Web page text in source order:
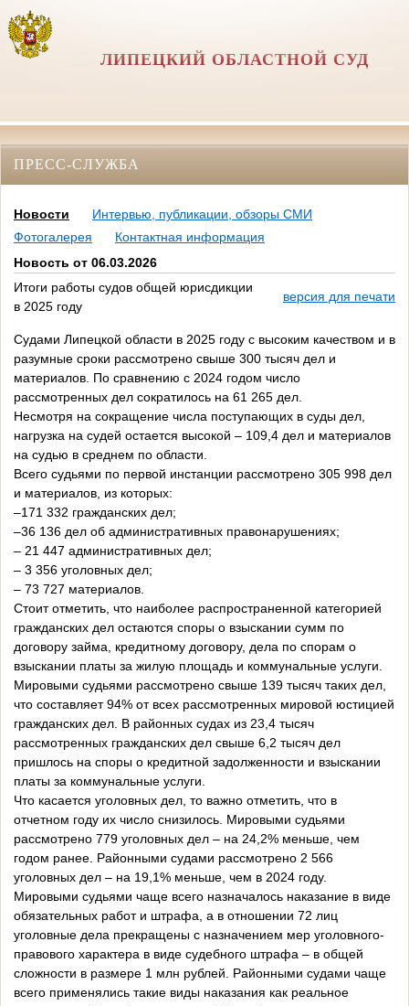
ЛИПЕЦКИЙ ОБЛАСТНОЙ СУД
ПРЕСС-СЛУЖБА
Новости
Интервью, публикации, обзоры СМИ
Фотогалерея
Контактная информация
Новость от 06.03.2026
Итоги работы судов общей юрисдикции
в 2025 году
версия для печати
Судами Липецкой области в 2025 году с высоким качеством и в
разумные сроки рассмотрено свыше 300 тысяч дел и
материалов. По сравнению с 2024 годом число
рассмотренных дел сократилось на 61 265 дел.
Несмотря на сокращение числа поступающих в суды дел,
нагрузка на судей остается высокой – 109,4 дел и материалов
на судью в среднем по области.
Всего судьями по первой инстанции рассмотрено 305 998 дел
и материалов, из которых:
–171 332 гражданских дел;
–36 136 дел об административных правонарушениях;
– 21 447 административных дел;
– 3 356 уголовных дел;
– 73 727 материалов.
Стоит отметить, что наиболее распространенной категорией
гражданских дел остаются споры о взыскании сумм по
договору займа, кредитному договору, дела по спорам о
взыскании платы за жилую площадь и коммунальные услуги.
Мировыми судьями рассмотрено свыше 139 тысяч таких дел,
что составляет 94% от всех рассмотренных мировой юстицией
гражданских дел. В районных судах из 23,4 тысяч
рассмотренных гражданских дел свыше 6,2 тысяч дел
пришлось на споры о кредитной задолженности и взыскании
платы за коммунальные услуги.
Что касается уголовных дел, то важно отметить, что в
отчетном году их число снизилось. Мировыми судьями
рассмотрено 779 уголовных дел – на 24,2% меньше, чем
годом ранее. Районными судами рассмотрено 2 566
уголовных дел – на 19,1% меньше, чем в 2024 году.
Мировыми судьями чаще всего назначалось наказание в виде
обязательных работ и штрафа, а в отношении 72 лиц
уголовные дела прекращены с назначением мер уголовного-
правового характера в виде судебного штрафа – в общей
сложности в размере 1 млн рублей. Районными судами чаще
всего применялись такие виды наказания как реальное